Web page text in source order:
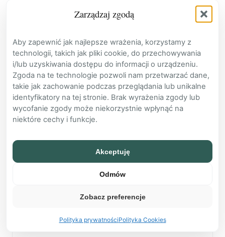
Zarządzaj zgodą
Aby zapewnić jak najlepsze wrażenia, korzystamy z
technologii, takich jak pliki cookie, do przechowywania
i/lub uzyskiwania dostępu do informacji o urządzeniu.
Zgoda na te technologie pozwoli nam przetwarzać dane,
takie jak zachowanie podczas przeglądania lub unikalne
identyfikatory na tej stronie. Brak wyrażenia zgody lub
wycofanie zgody może niekorzystnie wpłynąć na
niektóre cechy i funkcje.
Akceptuję
Odmów
Zobacz preferencje
Polityka prywatnościPolityka Cookies
Koszty i wynik placówki
Płatności i zaległości
Przypomnienia i zasady odwołań
Wizyty i historia spotkań
Zespół, usługi i cenniki
POZOSTAŁE
Baza Wiedzy
FAQ